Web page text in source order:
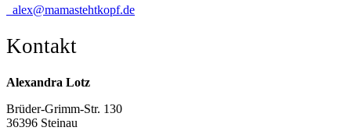
alex@mamastehtkopf.de
Kontakt
Alexandra Lotz
Brüder-Grimm-Str. 130
36396 Steinau